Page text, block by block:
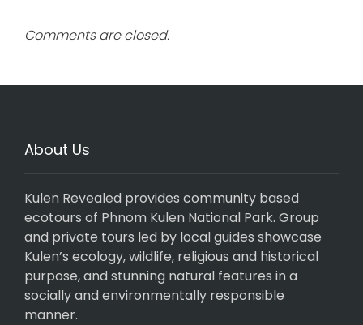
Comments are closed.
About Us
Kulen Revealed provides community based
ecotours of Phnom Kulen National Park. Group
and private tours led by local guides showcase
Kulen’s ecology, wildlife, religious and historical
purpose, and stunning natural features in a
socially and environmentally responsible
manner.